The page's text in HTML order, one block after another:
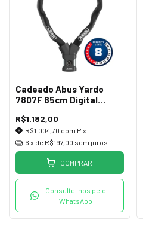
Cadeado Abus Yardo
7807F 85cm Digital
R$1.182,00
R$1.004,70 com Pix
6 x de R$197,00 sem juros
COMPRAR
Consulte-nos pelo
WhatsApp